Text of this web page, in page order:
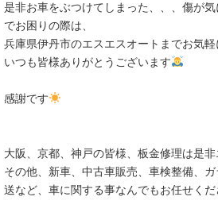
是非お車をぶつけてしまった、、、傷が
でお困りの際は、
兵庫県伊丹市のエスエスオートまでお気
いつも皆様ありがとうございます
感謝です
大阪、京都、神戸の皆様、板金修理は是非
その他、新車、中古車販売、車検整備、
送など、車に関する事なんでもお任せくだ